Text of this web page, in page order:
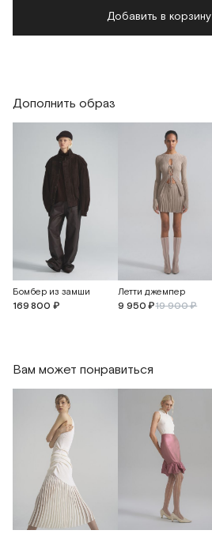
Добавить в корзину
Дополнить образ
Бомбер из замши
169 800 ₽
Летти джемпер
9 950 ₽19 900 ₽
Вам может понравиться